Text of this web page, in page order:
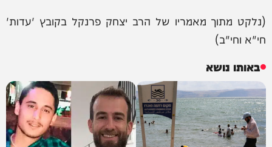
(נלקט מתוך מאמריו של הרב יצחק פרנקל בקובץ 'עדות'
חי"א וחי"ב)
באותו נושא